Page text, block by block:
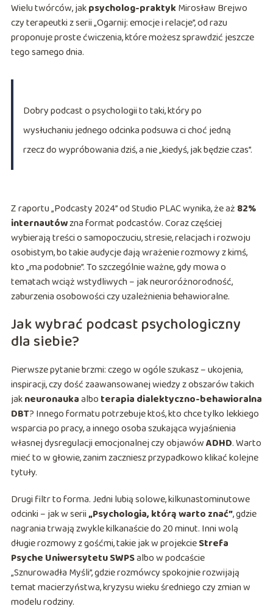
Wielu twórców, jakpsycholog-praktyk Mirosław Brejwo
czy terapeutki z serii „Ogarnij: emocje i relacje”, od razu
proponuje proste ćwiczenia, które możesz sprawdzić jeszcze
tego samego dnia.
Dobry podcast o psychologii to taki, który po
wysłuchaniu jednego odcinka podsuwa ci choć jedną
rzecz do wypróbowania dziś, a nie „kiedyś, jak będzie czas”.
Z raportu „Podcasty 2024” od Studio PLAC wynika, że aż 82%
internautówzna format podcastów. Coraz częściej
wybierają treści o samopoczuciu, stresie, relacjach i rozwoju
osobistym, bo takie audycje dają wrażenie rozmowy z kimś,
kto „ma podobnie”. To szczególnie ważne, gdy mowa o
tematach wciąż wstydliwych – jak neuroróżnorodność,
zaburzenia osobowości czy uzależnienia behawioralne.
Jak wybrać podcast psychologiczny
dla siebie?
Pierwsze pytanie brzmi: czego w ogóle szukasz – ukojenia,
inspiracji, czy dość zaawansowanej wiedzy z obszarów takich
jakneuronaukaalbo terapia dialektyczno-behawioralna
DBT? Innego formatu potrzebuje ktoś, kto chce tylko lekkiego
wsparcia po pracy, a innego osoba szukająca wyjaśnienia
własnej dysregulacji emocjonalnej czy objawówADHD. Warto
mieć to w głowie, zanim zaczniesz przypadkowo klikać kolejne
tytuły.
Drugi filtr to forma. Jedni lubią solowe, kilkunastominutowe
odcinki – jak w serii„Psychologia, którą warto znać”, gdzie
nagrania trwają zwykle kilkanaście do 20 minut. Inni wolą
długie rozmowy z gośćmi, takie jak w projekcieStrefa
Psyche Uniwersytetu SWPSalbo w podcaście
„Sznurowadła Myśli”, gdzie rozmówcy spokojnie rozwijają
temat macierzyństwa, kryzysu wieku średniego czy zmian w
modelu rodziny.